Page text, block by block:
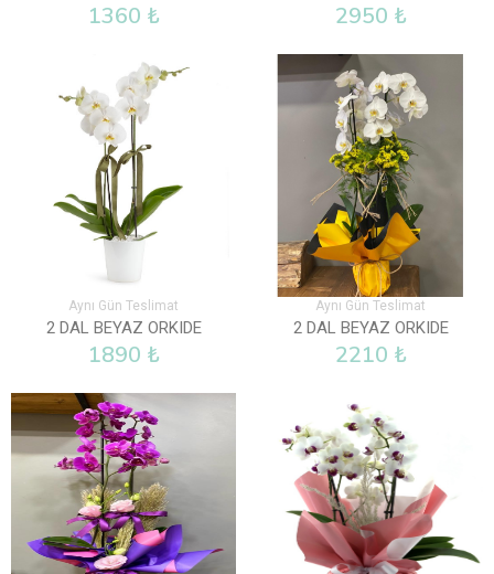
1360 ₺ 2950 ₺
Aynı Gün Teslimat
2 DAL BEYAZ ORKIDE
1890 ₺
Aynı Gün Teslimat
2 DAL BEYAZ ORKIDE
2210 ₺